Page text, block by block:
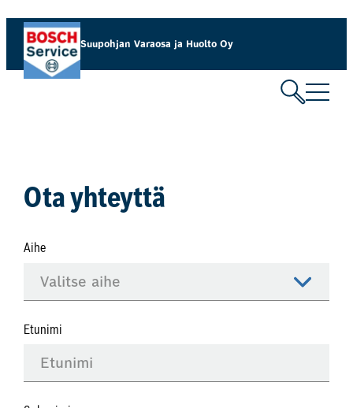
Siirry
sisältöön
Suupohjan Varaosa ja Huolto Oy
Ota yhteyttä
Aihe
Etunimi